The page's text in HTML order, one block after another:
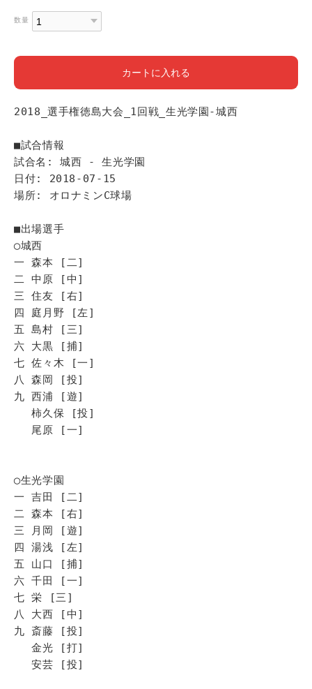
数量
カートに入れる
2018_選手権徳島大会_1回戦_生光学園-城西
■試合情報
試合名: 城西 - 生光学園
日付: 2018-07-15
場所: オロナミンC球場
■出場選手
◯城西
一 森本 [二]
二 中原 [中]
三 住友 [右]
四 庭月野 [左]
五 島村 [三]
六 大黒 [捕]
七 佐々木 [一]
八 森岡 [投]
九 西浦 [遊]
柿久保 [投]
尾原 [一]
◯生光学園
一 吉田 [二]
二 森本 [右]
三 月岡 [遊]
四 湯浅 [左]
五 山口 [捕]
六 千田 [一]
七 栄 [三]
八 大西 [中]
九 斎藤 [投]
金光 [打]
安芸 [投]